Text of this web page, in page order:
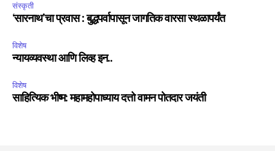
संस्कृती
‘सारनाथ’चा प्रवास : बुद्धपर्वापासून जागतिक वारसा स्थळापर्यंत
विशेष
न्यायव्यवस्था आणि लिव्ह इन..
विशेष
साहित्यिक भीष्म: महामहोपाध्याय दत्तो वामन पोतदार जयंती